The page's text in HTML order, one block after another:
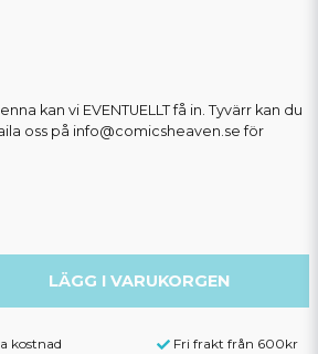
kan vi EVENTUELLT få in. Tyvärr kan du
oss på info@comicsheaven.se för
LÄGG I VARUKORGEN
kostnad
Fri frakt från 600kr